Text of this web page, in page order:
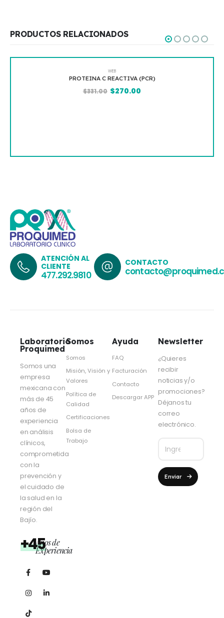
PRODUCTOS RELACIONADOS
WEB
PROTEINA C REACTIVA (PCR)
$331.00 $270.00
ATENCIÓN AL
CLIENTE
477.292.9810
CONTACTO
Laboratorio
Proquimed
Somos una
empresa
mexicana con
más de 45
años de
experiencia
en análisis
clínicos,
comprometida
con la
prevención y
el cuidado de
la salud en la
región del
Bajío.
+45Años de
Experiencia
Somos
Somos
Misión, Visión y
Valores
Política de
Calidad
Certificaciones
Bolsa de
Trabajo
Ayuda
FAQ
Facturación
Contacto
Descargar APP
Newsletter
¿Quieres
recibir
noticias y/o
promociones?
Déjanos tu
correo
electrónico.
Enviar